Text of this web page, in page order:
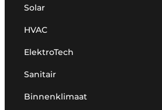
Solar
HVAC
ElektroTech
Sanitair
Binnenklimaat